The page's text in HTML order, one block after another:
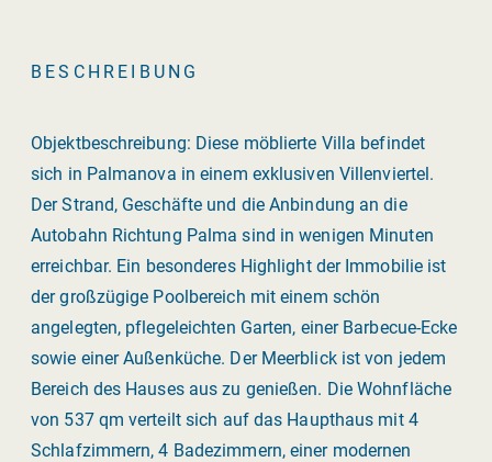
BESCHREIBUNG
Objektbeschreibung: Diese möblierte Villa befindet
sich in Palmanova in einem exklusiven Villenviertel.
Der Strand, Geschäfte und die Anbindung an die
Autobahn Richtung Palma sind in wenigen Minuten
erreichbar. Ein besonderes Highlight der Immobilie ist
der großzügige Poolbereich mit einem schön
angelegten, pflegeleichten Garten, einer Barbecue-Ecke
sowie einer Außenküche. Der Meerblick ist von jedem
Bereich des Hauses aus zu genießen. Die Wohnfläche
von 537 qm verteilt sich auf das Haupthaus mit 4
Schlafzimmern, 4 Badezimmern, einer modernen